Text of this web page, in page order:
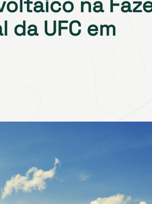
na
da UFC em